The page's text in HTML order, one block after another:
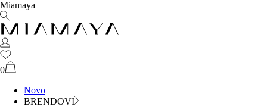
Miamaya
0
Novo
BRENDOVI